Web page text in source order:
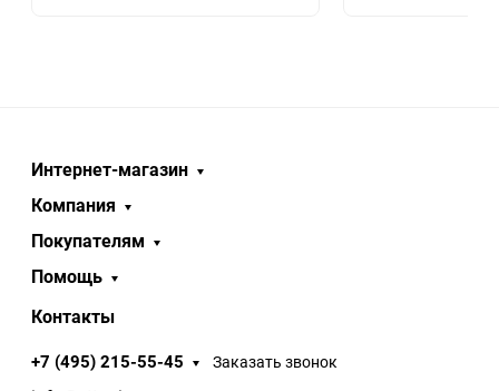
Интернет-магазин
Компания
Покупателям
Помощь
Контакты
+7 (495) 215-55-45 Заказать звонок